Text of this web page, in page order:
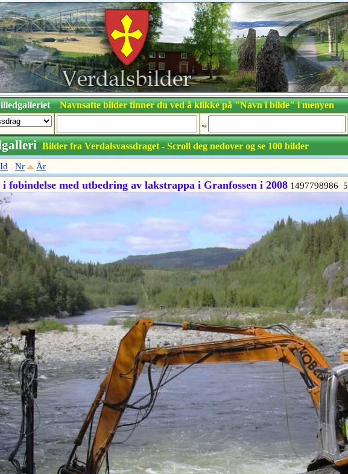
Navnsatte bilder finner du ved å klikke på "Navn i bilde" i menyen
og
Bilder fra Verdalsvassdraget - Scroll deg nedover og se 100 bilder
Id Nr År
fobindelse med utbedring av lakstrappa i Granfossen i 2008 1497798986 5